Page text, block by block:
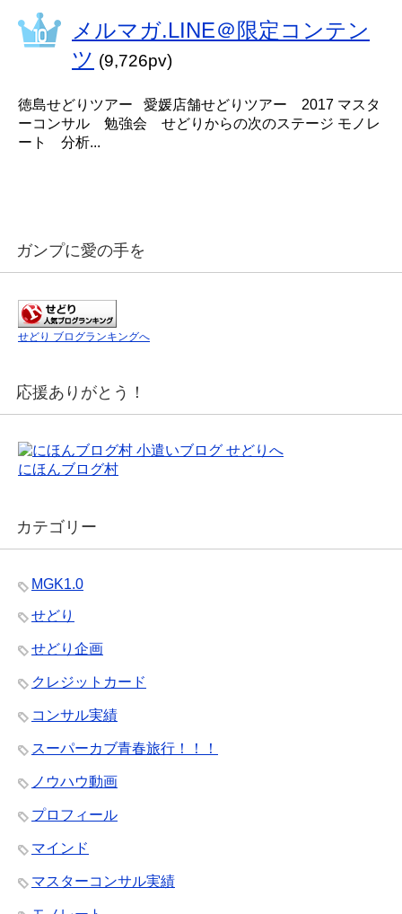
メルマガ.LINE＠限定コンテン
ツ (9,726pv)
徳島せどりツアー 愛媛店舗せどりツアー 2017 マスタ
ーコンサル 勉強会 せどりからの次のステージ モノレ
ート 分析...
ガンプに愛の手を
せどり ブログランキングへ
応援ありがとう！
にほんブログ村
カテゴリー
MGK1.0
せどり
せどり企画
クレジットカード
コンサル実績
スーパーカブ青春旅行！！！
ノウハウ動画
プロフィール
マインド
マスターコンサル実績